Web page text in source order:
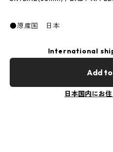
●原産国 日本
International
Add
日本国内にお